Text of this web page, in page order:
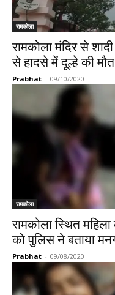
रामकोला
रामकोला मंदिर से
से हादसे में दूल्हे की मौत
Prabhat - 09/10/2020
रामकोला
रामकोला स्थित
को पुलिस ने बताया
Prabhat - 09/08/2020